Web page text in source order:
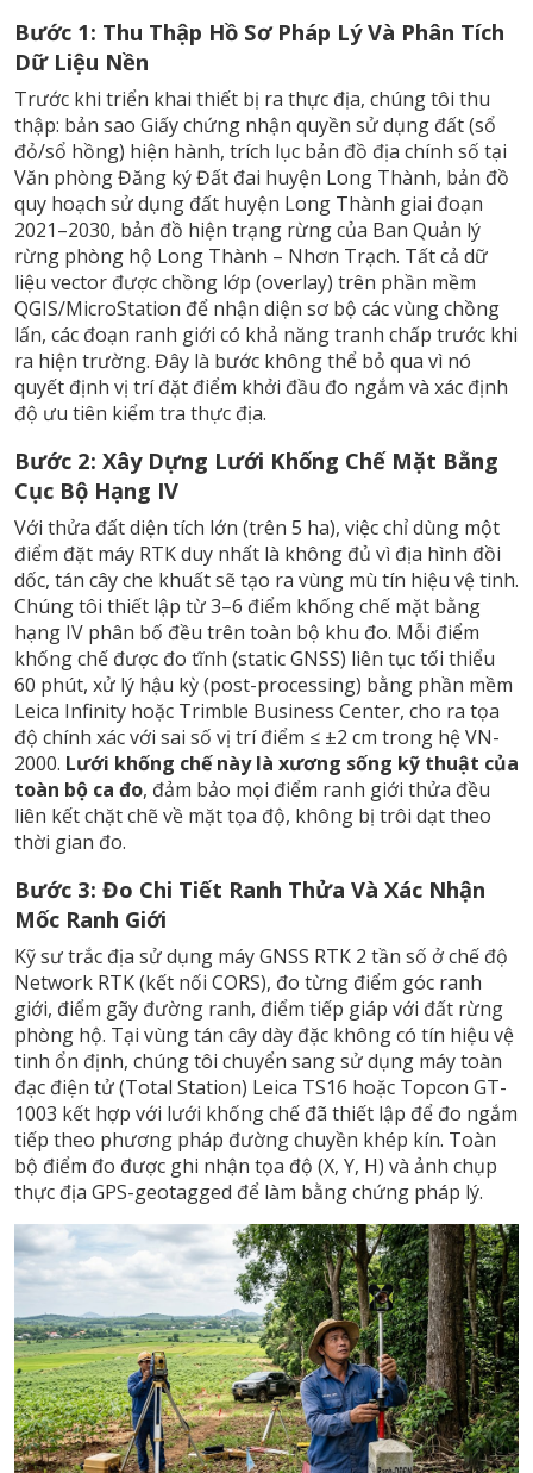
Bước 1: Thu Thập Hồ Sơ Pháp Lý Và Phân Tích
Dữ Liệu Nền
Trước khi triển khai thiết bị ra thực địa, chúng tôi thu
thập: bản sao Giấy chứng nhận quyền sử dụng đất (sổ
đỏ/sổ hồng) hiện hành, trích lục bản đồ địa chính số tại
Văn phòng Đăng ký Đất đai huyện Long Thành, bản đồ
quy hoạch sử dụng đất huyện Long Thành giai đoạn
2021–2030, bản đồ hiện trạng rừng của Ban Quản lý
rừng phòng hộ Long Thành – Nhơn Trạch. Tất cả dữ
liệu vector được chồng lớp (overlay) trên phần mềm
QGIS/MicroStation để nhận diện sơ bộ các vùng chồng
lấn, các đoạn ranh giới có khả năng tranh chấp trước khi
ra hiện trường. Đây là bước không thể bỏ qua vì nó
quyết định vị trí đặt điểm khởi đầu đo ngắm và xác định
độ ưu tiên kiểm tra thực địa.
Bước 2: Xây Dựng Lưới Khống Chế Mặt Bằng
Cục Bộ Hạng IV
Với thửa đất diện tích lớn (trên 5 ha), việc chỉ dùng một
điểm đặt máy RTK duy nhất là không đủ vì địa hình đồi
dốc, tán cây che khuất sẽ tạo ra vùng mù tín hiệu vệ tinh.
Chúng tôi thiết lập từ 3–6 điểm khống chế mặt bằng
hạng IV phân bố đều trên toàn bộ khu đo. Mỗi điểm
khống chế được đo tĩnh (static GNSS) liên tục tối thiểu
60 phút, xử lý hậu kỳ (post-processing) bằng phần mềm
Leica Infinity hoặc Trimble Business Center, cho ra tọa
độ chính xác với sai số vị trí điểm ≤ ±2 cm trong hệ VN-
2000. Lưới khống chế này là xương sống kỹ thuật của
toàn bộ ca đo, đảm bảo mọi điểm ranh giới thửa đều
liên kết chặt chẽ về mặt tọa độ, không bị trôi dạt theo
thời gian đo.
Bước 3: Đo Chi Tiết Ranh Thửa Và Xác Nhận
Mốc Ranh Giới
Kỹ sư trắc địa sử dụng máy GNSS RTK 2 tần số ở chế độ
Network RTK (kết nối CORS), đo từng điểm góc ranh
giới, điểm gãy đường ranh, điểm tiếp giáp với đất rừng
phòng hộ. Tại vùng tán cây dày đặc không có tín hiệu vệ
tinh ổn định, chúng tôi chuyển sang sử dụng máy toàn
đạc điện tử (Total Station) Leica TS16 hoặc Topcon GT-
1003 kết hợp với lưới khống chế đã thiết lập để đo ngắm
tiếp theo phương pháp đường chuyền khép kín. Toàn
bộ điểm đo được ghi nhận tọa độ (X, Y, H) và ảnh chụp
thực địa GPS-geotagged để làm bằng chứng pháp lý.